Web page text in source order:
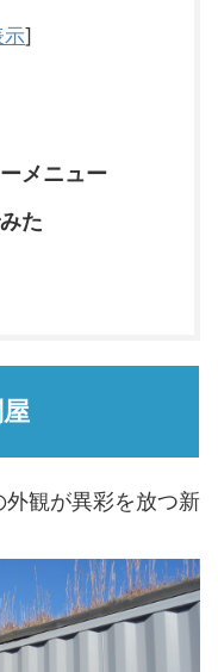
示]
メニュー
た
観が異彩を放つ新